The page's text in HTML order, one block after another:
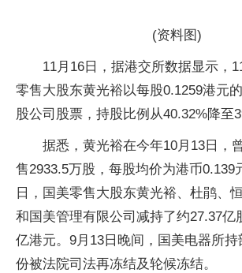
(资料图)
11月16日，据港交所数据显示，
零售大股东黄光裕以每股0.1259港元
股公司股票，持股比例从40.32%降至
据悉，黄光裕在今年10月13日，
售2933.5万股，每股均价为港币0.139
日，国美零售大股东黄光裕、杜鹃、
和国美管理有限公司减持了约27.37亿
亿港元。9月13日晚间，国美电器所
份被法院司法再冻结及轮候冻结。